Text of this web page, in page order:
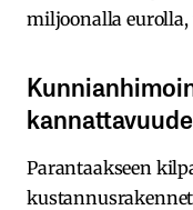
miljoonalla
Parantaakseen